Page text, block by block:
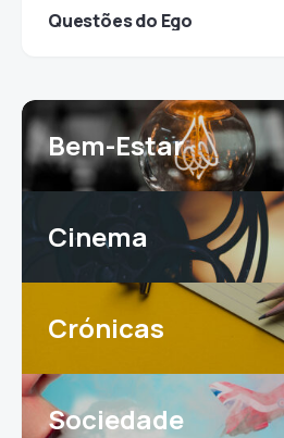
Questões do Ego
Bem-Estar
Cinema
Crónicas
Sociedade